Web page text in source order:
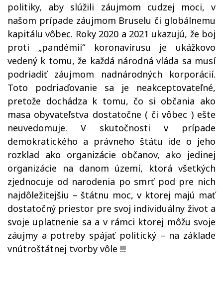
politiky, aby slúžili záujmom cudzej moci, v
našom prípade záujmom Bruselu či globálnemu
kapitálu vôbec. Roky 2020 a 2021 ukazujú, že boj
proti „pandémii“ koronavírusu je ukážkovo
vedený k tomu, že každá národná vláda sa musí
podriadiť záujmom nadnárodných korporácií.
Toto podriaďovanie sa je neakceptovateľné,
pretože dochádza k tomu, čo si občania ako
masa obyvateľstva dostatočne ( či vôbec ) ešte
neuvedomuje. V skutočnosti v prípade
demokratického a právneho štátu ide o jeho
rozklad ako organizácie občanov, ako jedinej
organizácie na danom území, ktorá všetkých
zjednocuje od narodenia po smrť pod pre nich
najdôležitejšiu – štátnu moc, v ktorej majú mať
dostatočný priestor pre svoj individuálny život a
svoje uplatnenie sa a v rámci ktorej môžu svoje
záujmy a potreby spájať politický – na základe
vnútroštátnej tvorby vôle !!!